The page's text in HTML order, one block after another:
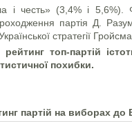
і честь» (3,4% і
партія Д.
стратегії
топ-партій
похибки.
партій на виборах до